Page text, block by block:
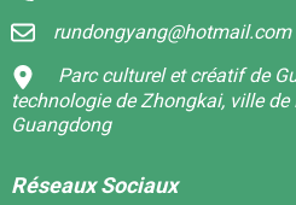
rundongyang@hotmail.com
Parc culturel et créatif de
technologie de Zhongkai, ville
Guangdong
Réseaux Sociaux